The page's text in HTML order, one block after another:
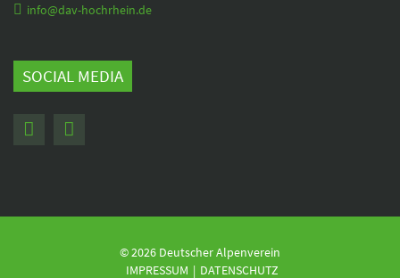
info@dav-hochrhein.de
SOCIAL MEDIA
© 2026 Deutscher Alpenverein
Navigation
IMPRESSUM DATENSCHUTZ